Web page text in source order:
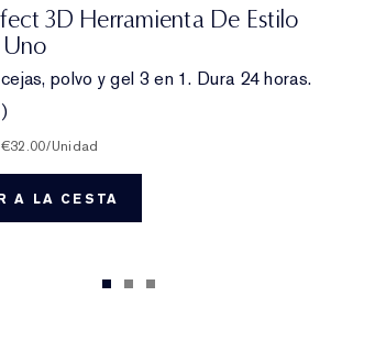
3D Herramienta De Estilo
polvo y gel 3 en 1. Dura 24 horas.
€32.00/Unidad
A LA CESTA